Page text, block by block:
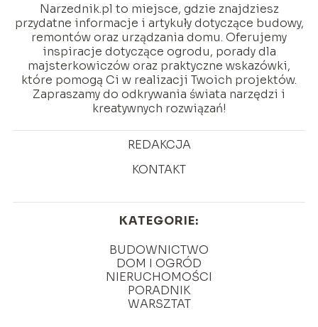
Narzednik.pl to miejsce, gdzie znajdziesz
przydatne informacje i artykuły dotyczące budowy,
remontów oraz urządzania domu. Oferujemy
inspiracje dotyczące ogrodu, porady dla
majsterkowiczów oraz praktyczne wskazówki,
które pomogą Ci w realizacji Twoich projektów.
Zapraszamy do odkrywania świata narzędzi i
kreatywnych rozwiązań!
REDAKCJA
KONTAKT
KATEGORIE:
BUDOWNICTWO
DOM I OGRÓD
NIERUCHOMOŚCI
PORADNIK
WARSZTAT